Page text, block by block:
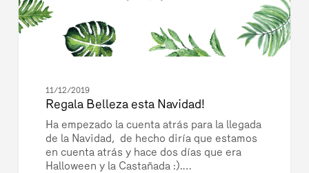
11/12/2019
Regala Belleza esta Navidad!
Ha empezado la cuenta atrás para la llegada
de la Navidad, de hecho diría que estamos
en cuenta atrás y hace dos días que era
Halloween y la Castañada :).…